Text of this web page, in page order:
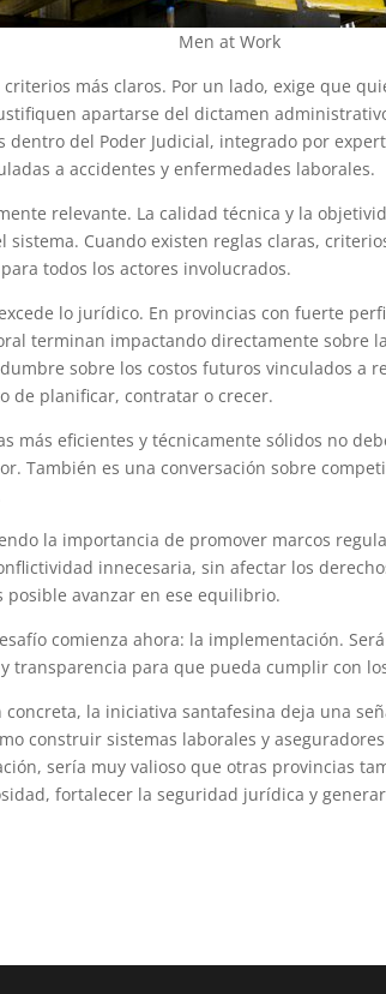
Men at Work
más claros. Por un lado, exige que
apartarse del dictamen
dentro del Poder Judicial, integrado por
a accidentes y enfermedades laborales.
relevante. La calidad técnica y la
sistema. Cuando existen reglas claras,
todos los actores involucrados.
lo jurídico. En provincias con fuerte
terminan impactando directamente sobre
sobre los costos futuros vinculados a
de planificar, contratar o crecer.
más eficientes y técnicamente sólidos no
También es una conversación sobre
la importancia de promover marcos
innecesaria, sin afectar los
posible avanzar en ese equilibrio.
comienza ahora: la implementación.
transparencia para que pueda cumplir con
concreta, la iniciativa santafesina deja una
construir sistemas laborales y
sería muy valioso que otras provincias
fortalecer la seguridad jurídica y